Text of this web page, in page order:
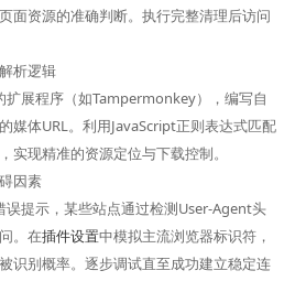
面资源的准确判断。执行完整清理后访问
析逻辑
扩展程序（如Tampermonkey），编写自
媒体URL。利用JavaScript正则表达式匹配
实现精准的资源定位与下载控制。
因素
误提示，某些站点通过检测User-Agent头
。在插件设置中模拟主流浏览器标识符，
识别概率。逐步调试直至成功建立稳定连